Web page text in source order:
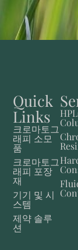
Quick
Links
크로마토그
래피 소모
품
크로마토그
래피 포장
재
기기 및 시
스템
제약 솔루
션